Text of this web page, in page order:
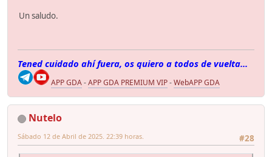
Un saludo.
Tened cuidado ahí fuera, os quiero a todos de vuelta...
APP GDA-APP GDA PREMIUM VIP-WebAPP GDA
Nutelo
#28
Sábado 12 de Abril de 2025. 22:39 horas.